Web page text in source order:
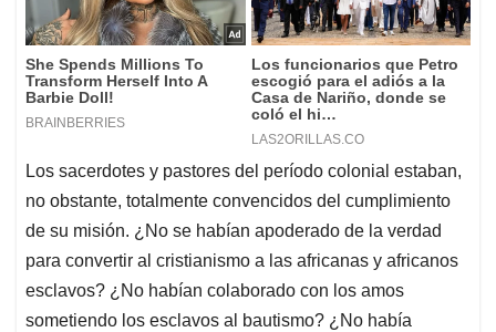
Los sacerdotes y pastores del período colonial estaban,
no obstante, totalmente convencidos del cumplimiento
de su misión. ¿No se habían apoderado de la verdad
para convertir al cristianismo a las africanas y africanos
esclavos? ¿No habían colaborado con los amos
sometiendo los esclavos al bautismo? ¿No había